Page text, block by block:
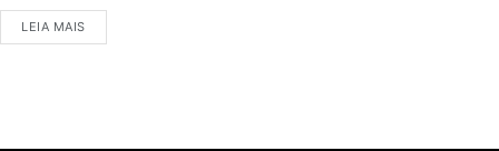
LEIA MAIS